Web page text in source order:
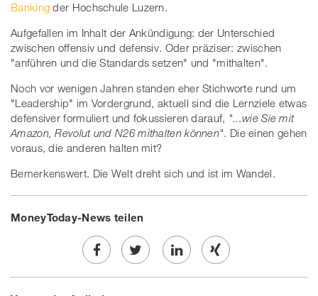
Banking der Hochschule Luzern.
Aufgefallen im Inhalt der Ankündigung: der Unterschied
zwischen offensiv und defensiv. Oder präziser: zwischen
"anführen und die Standards setzen" und "mithalten".
Noch vor wenigen Jahren standen eher Stichworte rund um
"Leadership" im Vordergrund, aktuell sind die Lernziele etwas
defensiver formuliert und fokussieren darauf, "...wie Sie mit
Amazon, Revolut und N26 mithalten können". Die einen gehen
voraus, die anderen halten mit?
Bemerkenswert. Die Welt dreht sich und ist im Wandel.
MoneyToday-News teilen
Share Twe
Share Share